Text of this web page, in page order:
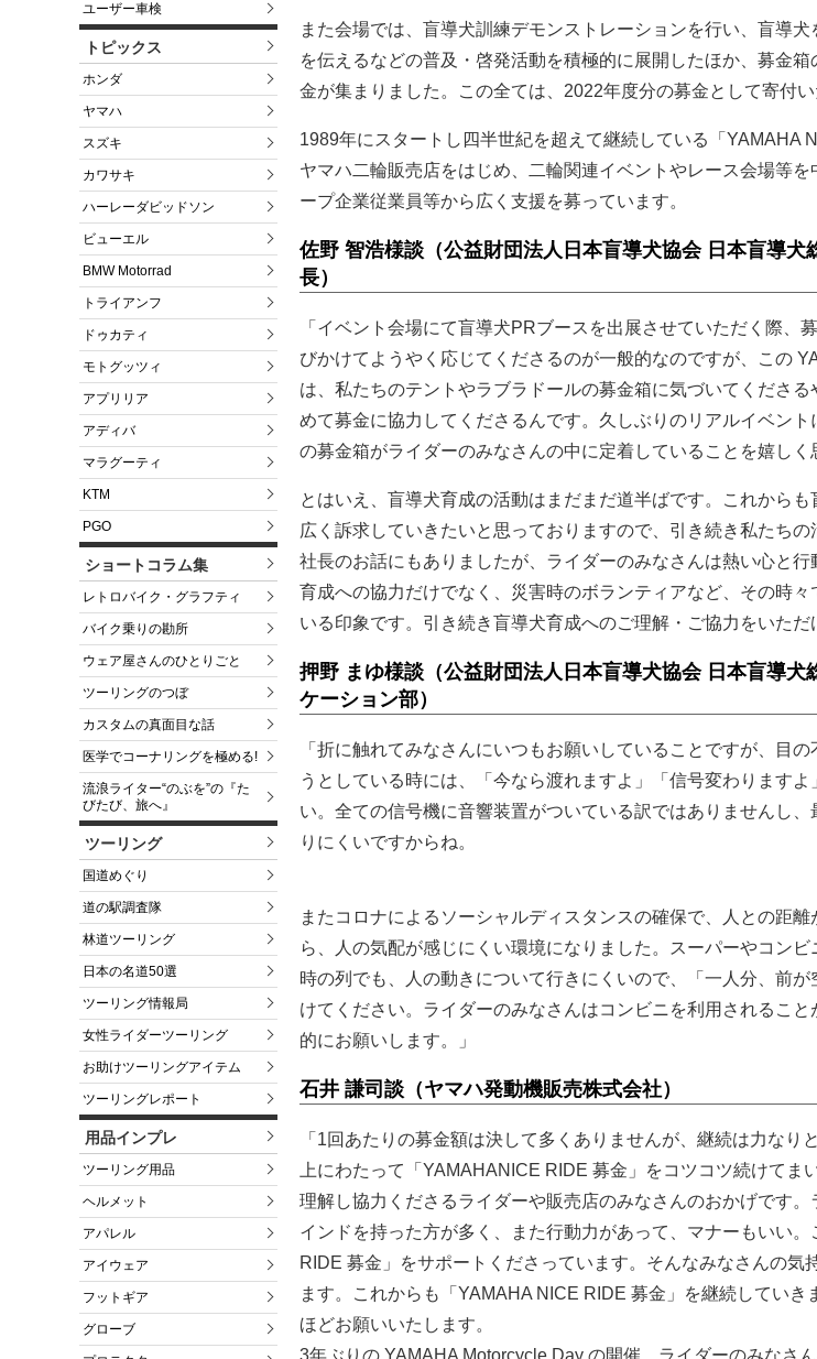
ユーザー車検
トピックス
ホンダ
ヤマハ
スズキ
カワサキ
ハーレーダビッドソン
ビューエル
BMW Motorrad
トライアンフ
ドゥカティ
モトグッツィ
アプリリア
アディバ
マラグーティ
KTM
PGO
ショートコラム集
レトロバイク・グラフティ
バイク乗りの勘所
ウェア屋さんのひとりごと
ツーリングのつぼ
カスタムの真面目な話
医学でコーナリングを極める!
流浪ライター“のぶを”の『た
びたび、旅へ』
ツーリング
国道めぐり
道の駅調査隊
林道ツーリング
日本の名道50選
ツーリング情報局
女性ライダーツーリング
お助けツーリングアイテム
ツーリングレポート
用品インプレ
ツーリング用品
ヘルメット
アパレル
アイウェア
フットギア
グローブ
また会場では、盲導犬訓練デモンストレーションを行い、盲導
を伝えるなどの普及・啓発活動を積極的に展開したほか、募金
金が集まりました。この全ては、2022年度分の募金として寄付い
1989年にスタートし四半世紀を超えて継続している「YAMAHA
ヤマハ二輪販売店をはじめ、二輪関連イベントやレース会場等
ープ企業従業員等から広く支援を募っています。
佐野 智浩様談（公益財団法人日本盲導犬協会 日本盲導犬
長）
「イベント会場にて盲導犬PRブースを出展させていただく際、
びかけてようやく応じてくださるのが一般的なのですが、この
は、私たちのテントやラブラドールの募金箱に気づいてくださ
めて募金に協力してくださるんです。久しぶりのリアルイベン
の募金箱がライダーのみなさんの中に定着していることを嬉しく
とはいえ、盲導犬育成の活動はまだまだ道半ばです。これから
広く訴求していきたいと思っておりますので、引き続き私たち
社長のお話にもありましたが、ライダーのみなさんは熱い心と
育成への協力だけでなく、災害時のボランティアなど、その時
いる印象です。引き続き盲導犬育成へのご理解・ご協力をいただ
押野 まゆ様談（公益財団法人日本盲導犬協会 日本盲導犬
ケーション部）
「折に触れてみなさんにいつもお願いしていることですが、目
うとしている時には、「今なら渡れますよ」「信号変わります
い。全ての信号機に音響装置がついている訳ではありませんし
りにくいですからね。
またコロナによるソーシャルディスタンスの確保で、人との距
ら、人の気配が感じにくい環境になりました。スーパーやコン
時の列でも、人の動きについて行きにくいので、「一人分、前
けてください。ライダーのみなさんはコンビニを利用されるこ
的にお願いします。」
石井 謙司談（ヤマハ発動機販売株式会社）
「1回あたりの募金額は決して多くありませんが、継続は力なり
上にわたって「YAMAHANICE RIDE 募金」をコツコツ続けてま
理解し協力くださるライダーや販売店のみなさんのおかげです
インドを持った方が多く、また行動力があって、マナーもいい
RIDE 募金」をサポートくださっています。そんなみなさんの気
ます。これからも「YAMAHA NICE RIDE 募金」を継続していき
ほどお願いいたします。